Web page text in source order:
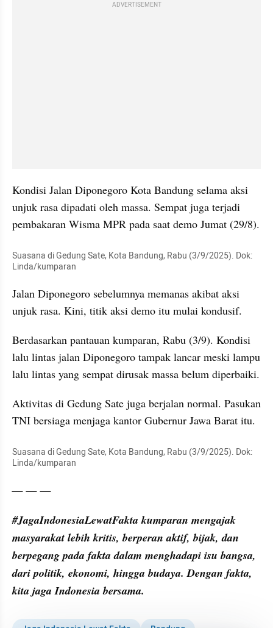
ADVERTISEMENT
Kondisi Jalan Diponegoro Kota Bandung selama aksi
unjuk rasa dipadati oleh massa. Sempat juga terjadi
pembakaran Wisma MPR pada saat demo Jumat (29/8).
Suasana di Gedung Sate, Kota Bandung, Rabu (3/9/2025). Dok:
Linda/kumparan
Jalan Diponegoro sebelumnya memanas akibat aksi
unjuk rasa. Kini, titik aksi demo itu mulai kondusif.
Berdasarkan pantauan kumparan, Rabu (3/9). Kondisi
lalu lintas jalan Diponegoro tampak lancar meski lampu
lalu lintas yang sempat dirusak massa belum diperbaiki.
Aktivitas di Gedung Sate juga berjalan normal. Pasukan
TNI bersiaga menjaga kantor Gubernur Jawa Barat itu.
Suasana di Gedung Sate, Kota Bandung, Rabu (3/9/2025). Dok:
Linda/kumparan
— — —
#JagaIndonesiaLewatFakta kumparan mengajak
masyarakat lebih kritis, berperan aktif, bijak, dan
berpegang pada fakta dalam menghadapi isu bangsa,
dari politik, ekonomi, hingga budaya. Dengan fakta,
kita jaga Indonesia bersama.